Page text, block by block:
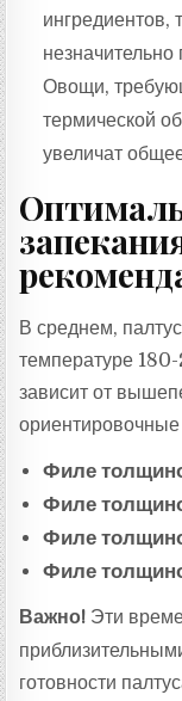
ингредиентов,
Овощи,
термической
увеличат
В среднем,
температуре
зависит от
Филе
Филе
Филе
Филе
Важно! Эти
готовности